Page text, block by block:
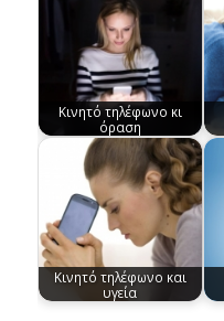
Κινητό τηλέφωνο κι
όραση
Κινητό τηλέφωνο και
υγεία